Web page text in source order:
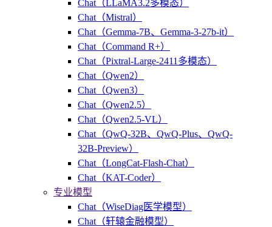
Chat（LLaMA3.2多模态）
Chat（Mistral）
Chat（Gemma-7B、Gemma-3-27b-it）
Chat（Command R+）
Chat（Pixtral-Large-2411多模态）
Chat（Qwen2）
Chat（Qwen3）
Chat（Qwen2.5）
Chat（Qwen2.5-VL）
Chat（QwQ-32B、QwQ-Plus、QwQ-
32B-Preview）
Chat（LongCat-Flash-Chat）
Chat（KAT-Coder）
专业模型
Chat（WiseDiag医学模型）
Chat（轩辕金融模型）